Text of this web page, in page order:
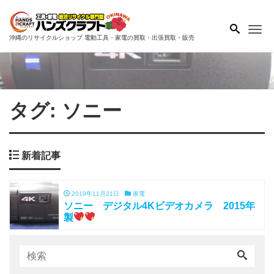
沖縄のリサイクルショップ 電動工具・家電の買取・出張買取・販売
タグ: ソニー
新着記事
2019年11月21日 家電
ソニー デジタル4Kビデオカメラ 2015年
製